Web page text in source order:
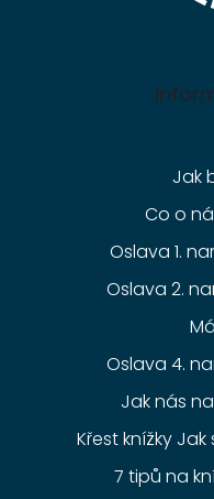
Jak
Co o
Oslava 1.
Oslava 2.
Oslava 4.
Jak nás
Křest knížky
7 tipů na